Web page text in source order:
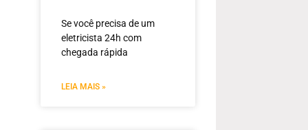
Se você precisa de um
eletricista 24h com
chegada rápida
LEIA MAIS »